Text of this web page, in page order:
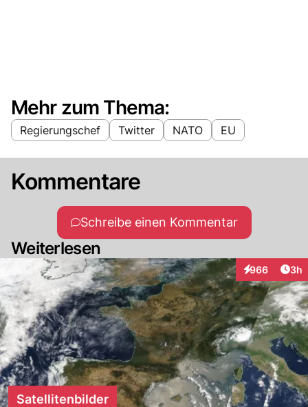
Mehr zum Thema:
Regierungschef Twitter NATO EU
Kommentare
Schreibe einen Kommentar
Weiterlesen
966
Interaktionen
3h
Satellitenbilder